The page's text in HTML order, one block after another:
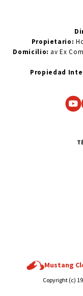
Propietario:
Domicilio: av Ex
Propiedad
Mustang
Copyright (c)